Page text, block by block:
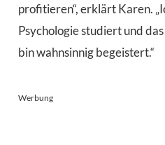
profitieren“, erklärt Karen.
Psychologie studiert und
bin wahnsinnig begeistert.“
Werbung